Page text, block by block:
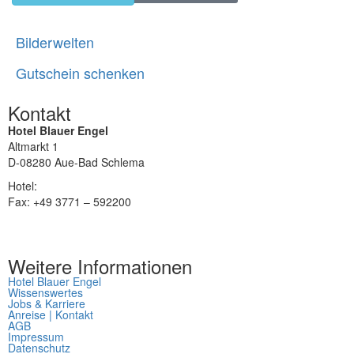
Bilderwelten
Gutschein schenken
Kontakt
Hotel Blauer Engel
Altmarkt 1
D-08280 Aue-Bad Schlema
Hotel:
Fax: +49 3771 – 592200
Weitere Informationen
Hotel Blauer Engel
Wissenswertes
Jobs & Karriere
Anreise | Kontakt
AGB
Impressum
Datenschutz